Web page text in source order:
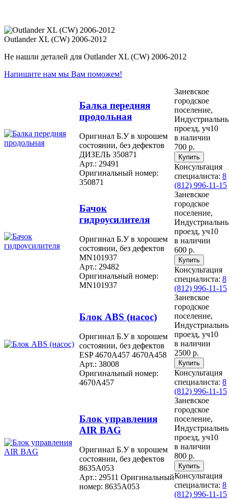
Outlander XL (CW) 2006-2012
Не нашли деталей для Outlander XL (CW) 2006-2012
Напишите нам мы Вам поможем!
Балка передняя
продольная
Оригинал Б.У в хорошем
состоянии, без дефектов
ДИЗЕЛЬ 350871
Арт.: 29491
Оригинальный номер:
350871
Заневское
городское
поселение,
проезд, уч10
в наличии
700 р.
Консультация
специалиста: 8
(812) 996-11-15
Бачок
гидроусилителя
Оригинал Б.У в хорошем
состоянии, без дефектов
MN101937
Арт.: 29482
Оригинальный номер:
MN101937
Заневское
городское
поселение,
проезд, уч10
в наличии
600 р.
Консультация
специалиста: 8
(812) 996-11-15
Блок ABS (насос)
Оригинал Б.У в хорошем
состоянии, без дефектов
ESP 4670A457 4670A458
Арт.: 38008
Оригинальный номер:
4670A457
Заневское
городское
поселение,
проезд, уч10
в наличии
2500 р.
Консультация
специалиста: 8
(812) 996-11-15
Блок управления
AIR BAG
Оригинал Б.У в хорошем
состоянии, без дефектов
8635A053
Арт.: 29511 Оригинальный
номер: 8635A053
Заневское
городское
поселение,
проезд, уч10
в наличии
800 р.
Консультация
специалиста: 8
(812) 996-11-15